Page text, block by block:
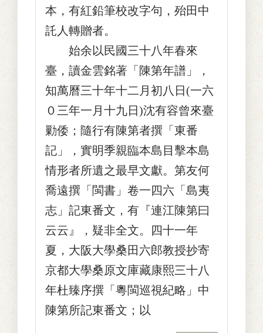
本，有紅鉛筆校改字句，殆田中
託人轉贈者。
始余以民國三十八年春來
臺，讀金雲銘著「陳第年譜」，
知萬曆三十年十二月初八日(一六
０三年一月十九日)沈有容曾來臺
勦倭；隨行有陳第者撰「東番
記」，實明季親臨本島目擊本島
情形者所遺之最早文獻。第友何
喬遠撰「閩書」卷一四六「島夷
志」記東番文，有『連江陳第曰
云云』，疑非全文。四十一年
夏，大阪大學桑田六郎教授抄寄
京都大學桑原文庫藏康熙三十八
年杜臻序撰「粵閩巡視紀略」中
陳第所記東番文；以